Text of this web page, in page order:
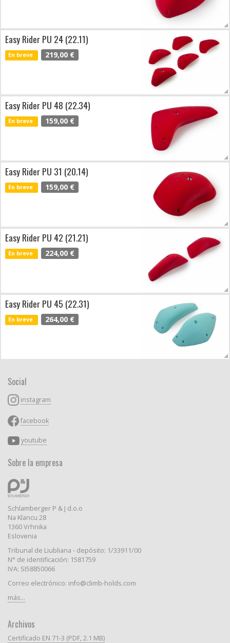
Easy Rider PU 24 (22.11)
En breve 219,00 €
Easy Rider PU 48 (22.34)
En breve 159,00 €
Easy Rider PU 31 (20.14)
En breve 159,00 €
Easy Rider PU 42 (21.21)
En breve 224,00 €
Easy Rider PU 45 (22.31)
En breve 264,00 €
Social
instagram
facebook
youtube
Sobre la empresa
Schlamberger P & J d.o.o
Na Klancu 28
1360 Vrhnika
Eslovenia
Tribunal de Liubliana - depósito: 1/33911/00
N° de identificación: 1581759
IVA: SI58850066
Correo electrónico: info@climb-holds.com
más...
Archivos
Certificado EN 71-3 (PDF, 2.1 MB)